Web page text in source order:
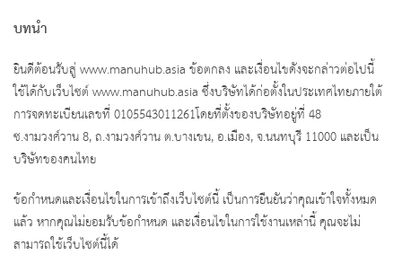
บทนำ
ยินดีต้อนรับสู่ www.manuhub.asia ข้อตกลง และเงื่อนไขดังจะกล่าวต่อไปนี้
ใช้ได้กับเว็บไซต์ www.manuhub.asia ซึ่งบริษัทได้ก่อตั้งในประเทศไทยภายใต้
การจดทะเบียนเลขที่ 0105543011261โดยที่ตั้งของบริษัทอยู่ที่ 48
ซ.งามวงศ์วาน 8, ถ.งามวงศ์วาน ต.บางเขน, อ.เมือง, จ.นนทบุรี 11000 และเป็น
บริษัทของคนไทย
ข้อกำหนดและเงื่อนไขในการเข้าถึงเว็บไซต์นี้ เป็นการยืนยันว่าคุณเข้าใจทั้งหมด
แล้ว หากคุณไม่ยอมรับข้อกำหนด และเงื่อนไขในการใช้งานเหล่านี้ คุณจะไม่
สามารถใช้เว็บไซต์นี้ได้